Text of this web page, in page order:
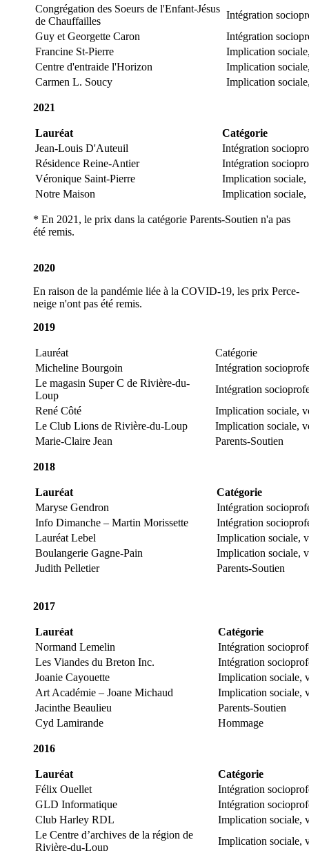
Congrégation des Soeurs de l'Enfant-Jésus
de Chauffailles
Intégration
Guy et Georgette Caron
Intégration
Francine St-Pierre
Implication
Centre d'entraide l'Horizon
Implication
Carmen L. Soucy
Implication
2021
Lauréat
Catégorie
Jean-Louis D'Auteuil
Intégration
Résidence Reine-Antier
Intégration
Véronique Saint-Pierre
Implication sociale,
Notre Maison
Implication sociale,
* En 2021, le prix dans la catégorie Parents-Soutien n'a pas
été remis.
2020
En raison de la pandémie liée à la COVID-19, les prix Perce-
neige n'ont pas été remis.
2019
Lauréat
Catégorie
Micheline Bourgoin
Intégration
Le magasin Super C de Rivière-du-
Loup
Intégration
René Côté
Implication sociale,
Le Club Lions de Rivière-du-Loup
Implication sociale,
Marie-Claire Jean
Parents-Soutien
2018
Lauréat
Catégorie
Maryse Gendron
Intégration
Info Dimanche – Martin Morissette
Intégration
Lauréat Lebel
Implication sociale,
Boulangerie Gagne-Pain
Implication sociale,
Judith Pelletier
Parents-Soutien
2017
Lauréat
Catégorie
Normand Lemelin
Intégration
Les Viandes du Breton Inc.
Intégration
Joanie Cayouette
Implication sociale,
Art Académie – Joane Michaud
Implication sociale,
Jacinthe Beaulieu
Parents-Soutien
Cyd Lamirande
Hommage
2016
Lauréat
Catégorie
Félix Ouellet
Intégration
GLD Informatique
Intégration
Club Harley RDL
Implication sociale,
Le Centre d’archives de la région de
Rivière-du-Loup
Implication sociale,